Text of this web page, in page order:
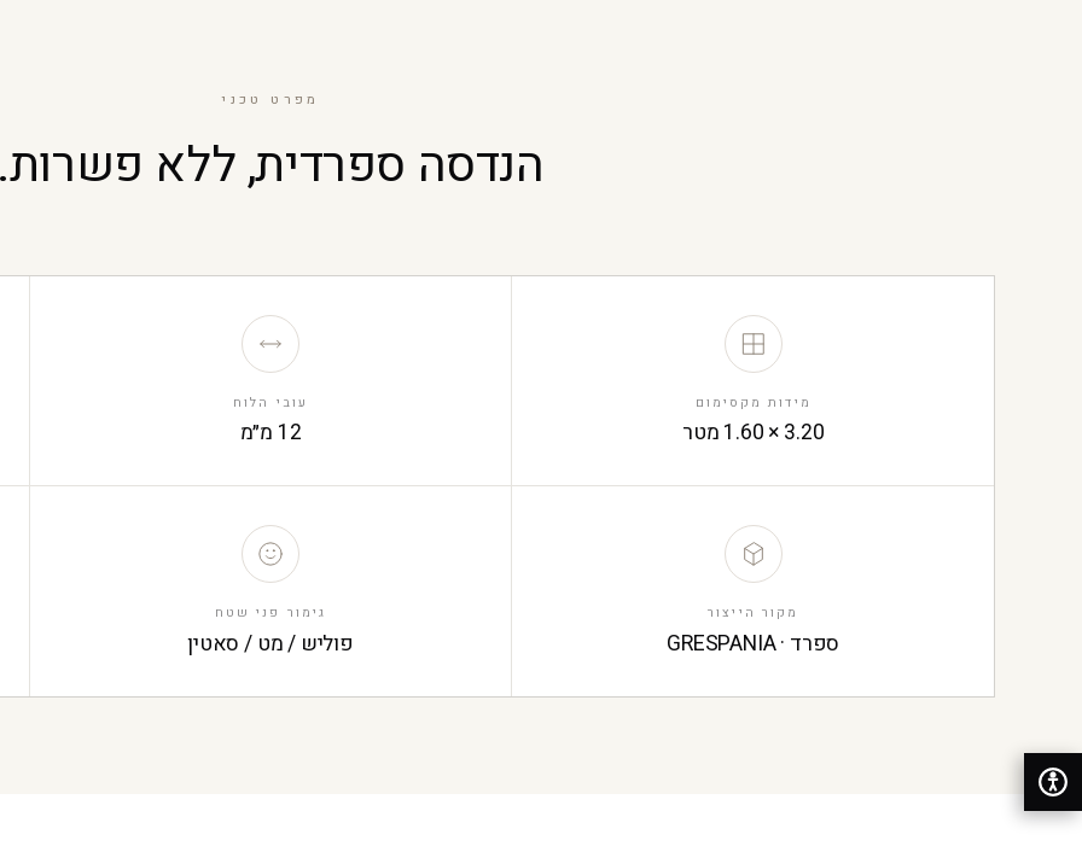
מפרט טכני
הנדסה ספרדית, ללא פשרות.
מידות מקסימום
3.20 × 1.60 מטר
עובי הלוח
12 מ״מ
מקור הייצור
ספרד · GRESPANIA
גימור פני שטח
פוליש / מט / סאטין